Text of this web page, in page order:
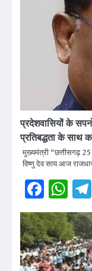
प्रदेशवासियों के
प्रतिबद्धता के साथ
मुख्यमंत्री “छत्तीसगढ़
विष्णु देव साय आज